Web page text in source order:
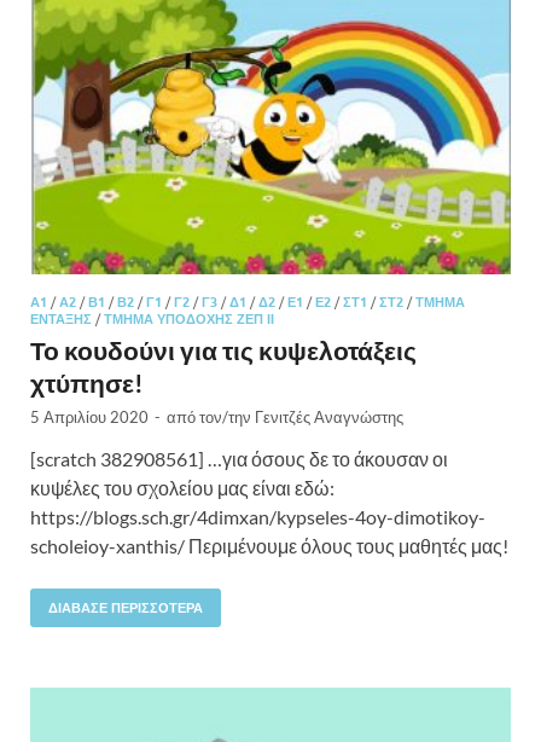
Α1 /Α2 /Β1 /Β2 /Γ1 /Γ2 /Γ3 /Δ1 /Δ2 /Ε1 /Ε2 /ΣΤ1 /ΣΤ2 /ΤΜΉΜΑ
ΈΝΤΑΞΗΣ /ΤΜΉΜΑ ΥΠΟΔΟΧΉΣ ΖΕΠ ΙΙ
Το κουδούνι για τις κυψελοτάξεις
χτύπησε!
5 Απριλίου 2020 - από τον/την Γενιτζές Αναγνώστης
[scratch 382908561] …για όσους δε το άκουσαν οι
κυψέλες του σχολείου μας είναι εδώ:
https://blogs.sch.gr/4dimxan/kypseles-4oy-dimotikoy-
scholeioy-xanthis/ Περιμένουμε όλους τους μαθητές μας!
ΔΙΆΒΑΣΕ ΠΕΡΙΣΣΌΤΕΡΑ